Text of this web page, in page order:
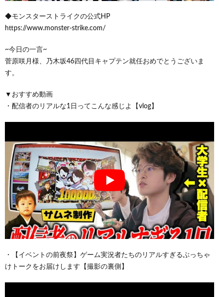
◆モンスターストライクの公式HP
https://www.monster-strike.com/
~今日の一言~
菅原咲月様、乃木坂46四代目キャプテン就任おめでとうございま
す。
▼おすすめ動画
・配信者のリアルな1日ってこんな感じよ【vlog】
・【イベントの前夜祭】ゲーム実況者たちのリアルすぎるぶっちゃ
けトークをお届けします【撮影の裏側】